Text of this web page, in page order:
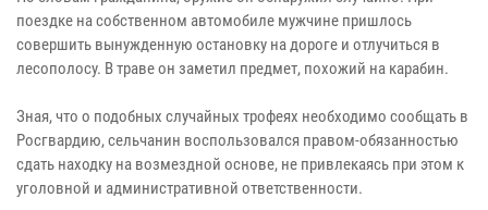
поездке на собственном автомобиле мужчине пришлось
совершить вынужденную остановку на дороге и отлучиться в
лесополосу. В траве он заметил предмет, похожий на карабин.
Зная, что о подобных случайных трофеях необходимо сообщать в
Росгвардию, сельчанин воспользовался правом-обязанностью
сдать находку на возмездной основе, не привлекаясь при этом к
уголовной и административной ответственности.